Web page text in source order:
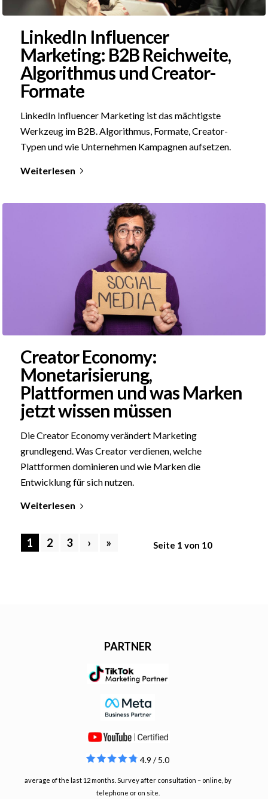
LinkedIn Influencer
Marketing: B2B Reichweite,
Algorithmus und Creator-
Formate
LinkedIn Influencer Marketing ist das mächtigste
Werkzeug im B2B. Algorithmus, Formate, Creator-
Typen und wie Unternehmen Kampagnen aufsetzen.
Weiterlesen
Creator Economy:
Monetarisierung,
Plattformen und was Marken
jetzt wissen müssen
Die Creator Economy verändert Marketing
grundlegend. Was Creator verdienen, welche
Plattformen dominieren und wie Marken die
Entwicklung für sich nutzen.
Weiterlesen
Seite 1 von 10
1 2 3 › »
PARTNER
4.9 / 5.0
average of the last 12 months. Survey after consultation – online, by
telephone or on site.